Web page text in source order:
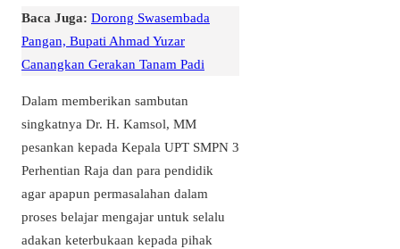
Baca Juga: Dorong Swasembada
Pangan, Bupati Ahmad Yuzar
Canangkan Gerakan Tanam Padi
Dalam memberikan sambutan
singkatnya Dr. H. Kamsol, MM
pesankan kepada Kepala UPT SMPN 3
Perhentian Raja dan para pendidik
agar apapun permasalahan dalam
proses belajar mengajar untuk selalu
adakan keterbukaan kepada pihak